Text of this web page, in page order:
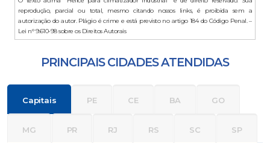
reprodução, parcial ou total, mesmo citando nossos links, é proibida sem a
autorização do autor. Plágio é crime e está previsto no artigo 184 do Código Penal. –
Lei n° 9.610-98 sobre os Direitos Autorais
PRINCIPAIS CIDADES ATENDIDAS
Capitais PE CE BA GO
MG PR RJ RS SC SP